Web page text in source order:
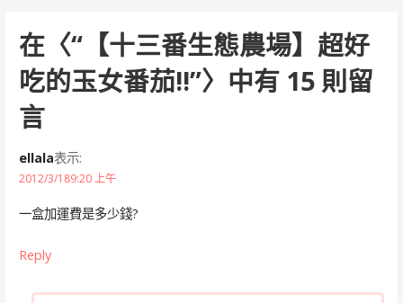
在〈“【十三番生態農場】超好
吃的玉女番茄!!”〉中有 15 則留
言
ellala表示:
2012/3/189:20 上午
一盒加運費是多少錢?
Reply